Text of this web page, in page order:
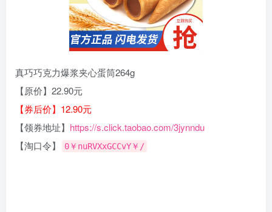
真巧巧克力爆浆夹心蛋筒264g
【原价】22.90元
【券后价】12.90元
【领券地址】 https://s.click.taobao.com/3jynndu
【淘口令】
0￥nuRVXxGCCvY￥/